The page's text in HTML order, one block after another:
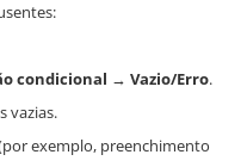
condicional → Vazio/Erro.
vazias.
exemplo, preenchimento